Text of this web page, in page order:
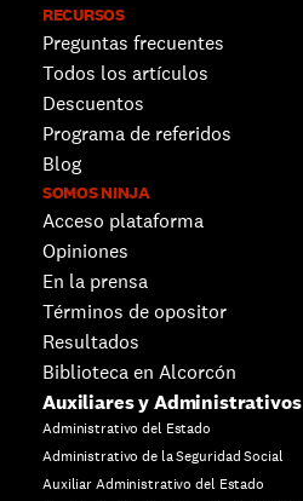
RECURSOS
Preguntas frecuentes
Todos los artículos
Descuentos
Programa de referidos
Blog
SOMOS NINJA
Acceso plataforma
Opiniones
En la prensa
Términos de opositor
Resultados
Biblioteca en Alcorcón
Auxiliares y Administrativos
Administrativo del Estado
Administrativo de la Seguridad Social
Auxiliar Administrativo del Estado